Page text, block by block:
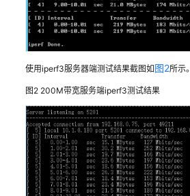
指
南
管
理
指
南
最
佳
实
践
使用iperf3服务器端测试结果截图如 图2所示。
图2 200M带宽服务端iperf3测试结果